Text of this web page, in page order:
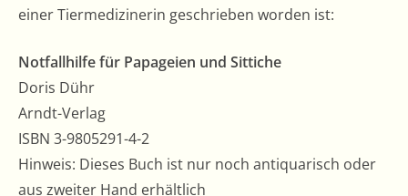
einer Tiermedizinerin geschrieben worden ist:
Notfallhilfe für Papageien und Sittiche
Doris Dühr
Arndt-Verlag
ISBN 3-9805291-4-2
Hinweis: Dieses Buch ist nur noch antiquarisch oder
aus zweiter Hand erhältlich